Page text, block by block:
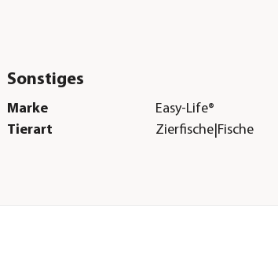
Sonstiges
Marke
Easy-Life®
Tierart
Zierfische|Fische